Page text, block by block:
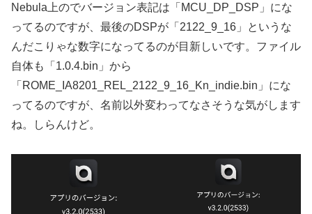
Nebula上のでバージョン表記は「MCU_DP_DSP」にな
ってるのですが、最後のDSPが「2122_9_16」というな
んだこりゃな数字になってるのが目新しいです。ファイル
自体も「1.0.4.bin」から
「ROME_IA8201_REL_2122_9_16_Kn_indie.bin」にな
ってるのですが、名前以外変わってなさそうな気がします
ね。しらんけど。